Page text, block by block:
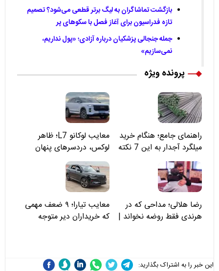
بازگشت تماشاگران به لیگ برتر قطعی می‌شود؟ تصمیم
تازه فدراسیون برای آغاز فصل با سکوهای پر
جمله جنجالی پزشکیان درباره آزادی؛ «پول نداریم،
نمی‌سازیم»
پرونده ویژه
راهنمای جامع؛ هنگام خرید
میلگرد آجدار به این 7 نکته
توجه کنید
معایب لوکانو L7؛ ظاهر
لوکس، دردسرهای پنهان
رضا هلالی؛ مداحی که در
هرندی فقط روضه نخواند |
معایب تیارا؛ ۹ ضعف مهمی
که خریداران دیر متوجه
این خبر را به اشتراک بگذارید: